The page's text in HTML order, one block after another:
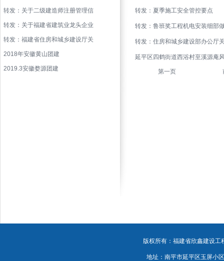
转发：关于二级建造师注册管理信
转发：关于福建省建筑业龙头企业
转发：福建省住房和城乡建设厅关
2018年安徽黄山团建
2019.3安徽婺源团建
转发：夏季施工安全管控要点
转发：鲁班奖工程机电安装细部
转发：住房和城乡建设部办公厅
延平区四鹤街道西浴村至溪源庵
第一页
版权所有：福建省欣鑫建设
地址：南平市延平区玉屏